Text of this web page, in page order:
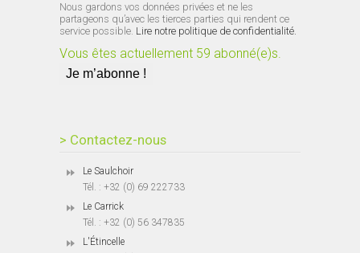
Nous gardons vos données privées et ne les
partageons qu’avec les tierces parties qui rendent ce
service possible. Lire notre politique de confidentialité.
Vous êtes actuellement 59 abonné(e)s.
> Contactez-nous
Le Saulchoir
Tél. : +32 (0) 69 222733
Le Carrick
Tél. : +32 (0) 56 347835
L'Étincelle